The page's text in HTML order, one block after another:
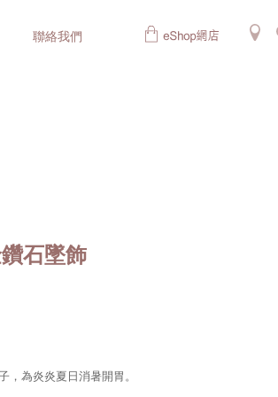
聯絡我們
石墜飾
，為炎炎夏日消暑開胃。